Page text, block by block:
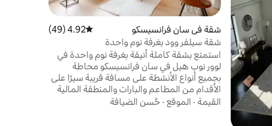
شقة في سان فرانسيسكو متوسط التقييم 4.92 من 5، 49 مراجعات
4.92 (49)
شقة سيلفر وود بغرفة نوم واحدة
استمتع بشقة كاملة أنيقة بغرفة نوم واحدة في
لوور نوب هيل في سان فرانسيسكو محاطة
بجميع أنواع الأنشطة على مسافة قريبة سيرًا على
الأقدام من المطاعم والبارات والمنطقة المالية
ومراكز التسوق والعديد من الأنشطة الأخرى في
القيمة · الموقع · حُسن الضيافة